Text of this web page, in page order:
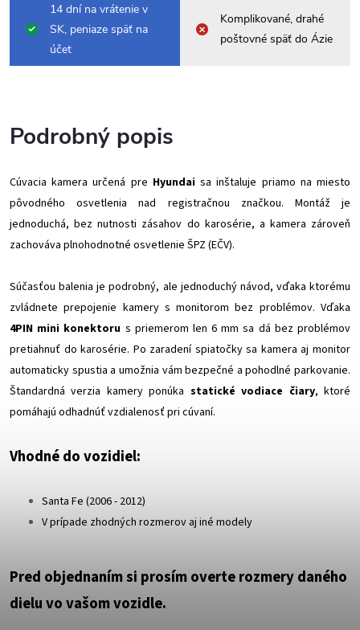
14 dní na vrátenie v
SK, peniaze späť na
účet
Komplikované, drahé
poštovné späť do Ázie
Podrobný popis
Cúvacia kamera určená pre Hyundaisa inštaluje priamo na miesto
pôvodného osvetlenia nad registračnou značkou. Montáž je
jednoduchá, bez nutnosti zásahov do karosérie, a kamera zároveň
zachováva plnohodnotné osvetlenie ŠPZ (EČV).
Súčasťou balenia je podrobný, ale jednoduchý návod, vďaka ktorému
zvládnete prepojenie kamery s monitorom bez problémov. Vďaka
4PIN mini konektoru s priemerom len 6 mm sa dá bez problémov
pretiahnuť do karosérie. Po zaradení spiatočky sa kamera aj monitor
automaticky spustia a umožnia vám bezpečné a pohodlné parkovanie.
Štandardná verzia kamery ponúka statické vodiace čiary, ktoré
pomáhajú odhadnúť vzdialenosť pri cúvaní.
Vhodné do vozidiel:
Santa Fe (2006 - 2012)
V prípade zhodných rozmerov aj iné modely
Pred objednaním si prosím overte rozmery daného
dielu vo vašom vozidle.